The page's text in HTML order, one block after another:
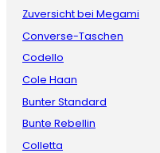
Zuversicht bei Megami
Converse-Taschen
Codello
Cole Haan
Bunter Standard
Bunte Rebellin
Colletta